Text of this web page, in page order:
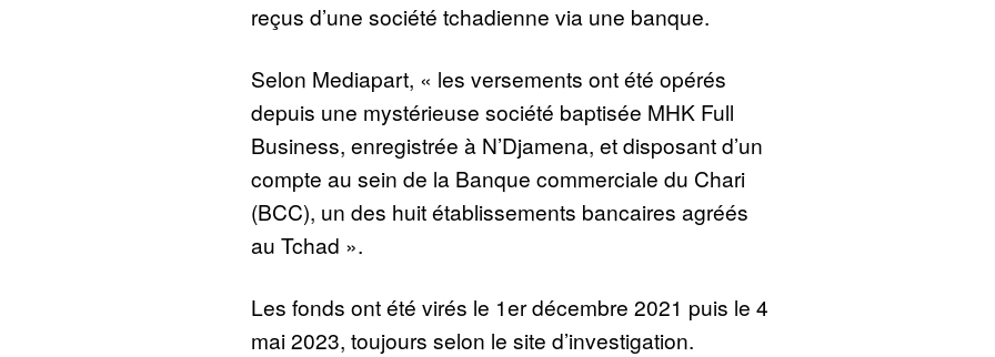
reçus d’une société tchadienne via une banque.
Selon Mediapart, « les versements ont été opérés
depuis une mystérieuse société baptisée MHK Full
Business, enregistrée à N’Djamena, et disposant d’un
compte au sein de la Banque commerciale du Chari
(BCC), un des huit établissements bancaires agréés
au Tchad ».
Les fonds ont été virés le 1er décembre 2021 puis le 4
mai 2023, toujours selon le site d’investigation.